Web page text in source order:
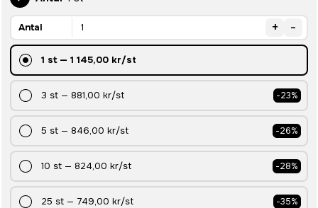
Antal + -
1 st— 1 145,00 kr/st
3 st — 881,00 kr/st -23%
5 st — 846,00 kr/st -26%
10 st — 824,00 kr/st -28%
25 st — 749,00 kr/st -35%